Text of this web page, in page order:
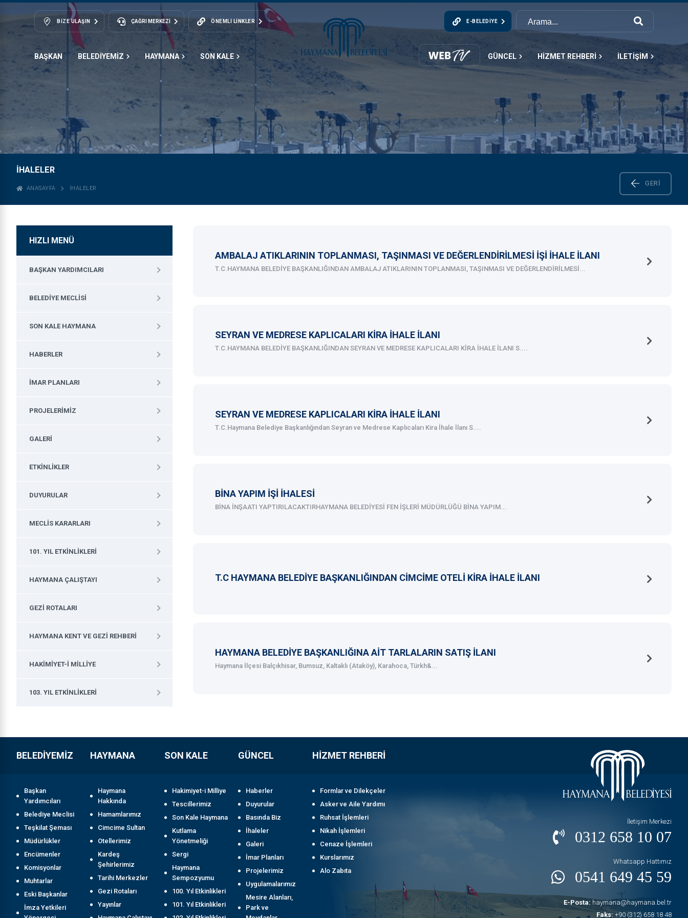
BIZE ULAŞIN ÇAĞRI MERKEZİ ÖNEMLI LINKLER E-BELEDIYE
BAŞKAN BELEDİYEMİZ HAYMANA SON KALE GÜNCEL HİZMET REHBERİ İLETİŞİM
İHALELER
ANASAYFA İHALELER
GERI
AMBALAJ ATIKLARININ TOPLANMASI, TAŞINMASI VE DEĞERLENDİRİLMESİ İŞİ İHALE İLANI
T.C.HAYMANA BELEDİYE BAŞKANLIĞINDAN AMBALAJ ATIKLARININ TOPLANMASI, TAŞINMASI VE DEĞERLENDİRİLMESİ...
SEYRAN VE MEDRESE KAPLICALARI KİRA İHALE İLANI
T.C.HAYMANA BELEDİYE BAŞKANLIĞINDAN SEYRAN VE MEDRESE KAPLICALARI KİRA İHALE İLANI S....
SEYRAN VE MEDRESE KAPLICALARI KİRA İHALE İLANI
T.C.Haymana Belediye Başkanlığından Seyran ve Medrese Kaplıcaları Kira İhale İlanı S....
BİNA YAPIM İŞİ İHALESİ
BİNA İNŞAATI YAPTIRILACAKTIRHAYMANA BELEDİYESİ FEN İŞLERİ MÜDÜRLÜĞÜ BİNA YAPIM...
T.C HAYMANA BELEDİYE BAŞKANLIĞINDAN CİMCİME OTELİ KİRA İHALE İLANI
HAYMANA BELEDİYE BAŞKANLIĞINA AİT TARLALARIN SATIŞ İLANI
Haymana İlçesi Balçıkhisar, Bumsuz, Kaltaklı (Ataköy), Karahoca, Türkh&...
HIZLI MENÜ
BAŞKAN YARDIMCILARI
BELEDIYE MECLISI
SON KALE HAYMANA
HABERLER
İMAR PLANLARI
PROJELERIMIZ
GALERI
ETKINLIKLER
DUYURULAR
MECLIS KARARLARI
101. YIL ETKINLIKLERI
HAYMANA ÇALIŞTAYI
GEZI ROTALARI
HAYMANA KENT VE GEZI REHBERI
HAKIMIYET-I MILLIYE
103. YIL ETKINLIKLERI
BELEDİYEMİZ
Başkan
Yardımcıları
Belediye Meclisi
Teşkilat Şeması
Müdürlükler
Encümenler
Komisyonlar
Muhtarlar
Eski Başkanlar
İmza Yetkileri
HAYMANA
Haymana
Hakkında
Hamamlarımız
Cimcime Sultan
Otellerimiz
Kardeş
Şehirlerimiz
Tarihi Merkezler
Gezi Rotaları
Yayınlar
SON KALE
Hakimiyet-i Milliye
Tescillerimiz
Son Kale Haymana
Kutlama
Yönetmeliği
Sergi
Haymana
Sempozyumu
100. Yıl Etkinlikleri
101. Yıl Etkinlikleri
GÜNCEL
Haberler
Duyurular
Basında Biz
İhaleler
Galeri
İmar Planları
Projelerimiz
Uygulamalarımız
Mesire Alanları,
Park ve
HİZMET REHBERİ
Formlar ve Dilekçeler
Asker ve Aile Yardımı
Ruhsat İşlemleri
Nikah İşlemleri
Cenaze İşlemleri
Kurslarımız
Alo Zabıta
İletişim Merkezi
0312 658 10 07
Whatsapp Hattımız
0541 649 45 59
E-Posta: haymana@haymana.bel.tr
Faks: +90 (312) 658 18 48